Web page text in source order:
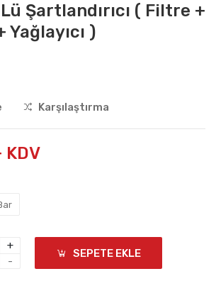
Şartlandırıcı ( Filtre +
)
Karşılaştırma
KDV
+
-
SEPETE EKLE